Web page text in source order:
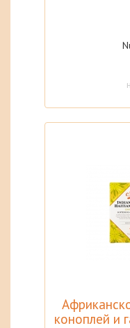
коноплей и